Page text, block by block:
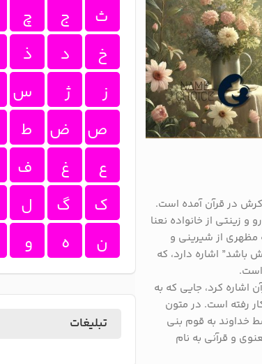
در قرآن آمده است.
زینتی از خانواده نعنا
مظهری از شیرینی و
اشاره دارد، که
است.
اشاره کرد، جایی که به
رفته است. در متون
خداوند به قوم بنی
و قرآنی به نام
ث
ج
چ
خ
د
ذ
ز
ژ
س
ص
ض
ط
ع
غ
ف
ک
گ
ل
ن
ه و
تبلیغات